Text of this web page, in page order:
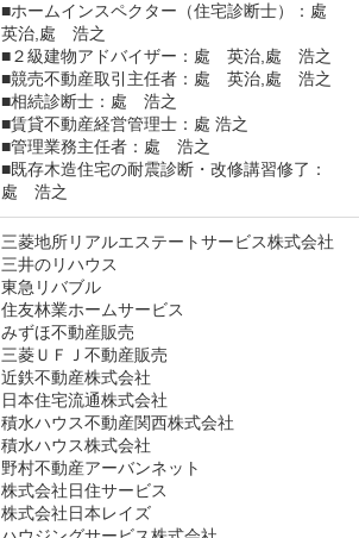
■ホームインスペクター（住宅診断士）：處
英治,處 浩之
■２級建物アドバイザー：處 英治,處 浩之
■競売不動産取引主任者：處 英治,處 浩之
■相続診断士：處 浩之
■賃貸不動産経営管理士：處 浩之
■管理業務主任者：處 浩之
■既存木造住宅の耐震診断・改修講習修了：
處 浩之
三菱地所リアルエステートサービス株式会社
三井のリハウス
東急リバブル
住友林業ホームサービス
みずほ不動産販売
三菱ＵＦＪ不動産販売
近鉄不動産株式会社
日本住宅流通株式会社
積水ハウス不動産関西株式会社
積水ハウス株式会社
野村不動産アーバンネット
株式会社日住サービス
株式会社日本レイズ